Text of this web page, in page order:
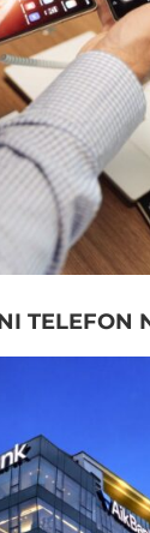
TELEFON